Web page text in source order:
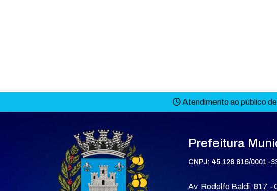
Atendimento ao público
Prefeitura
CNPJ: 45.128.816/0001-
Av. Rodolfo Baldi, 817 -